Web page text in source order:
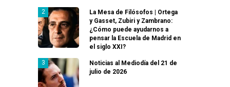
La Mesa de Filósofos | Ortega
y Gasset, Zubiri y Zambrano:
¿Cómo puede ayudarnos a
pensar la Escuela de Madrid en
el siglo XXI?
Noticias al Mediodía del 21 de
julio de 2026